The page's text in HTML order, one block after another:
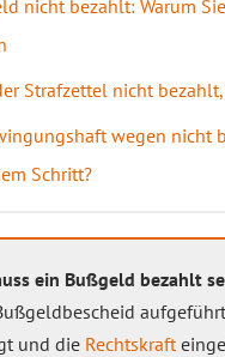
nicht bezahlt: Warum
Strafzettel nicht
wegen nicht
Schritt?
ein Bußgeld bezahlt
und die Rechtskraft